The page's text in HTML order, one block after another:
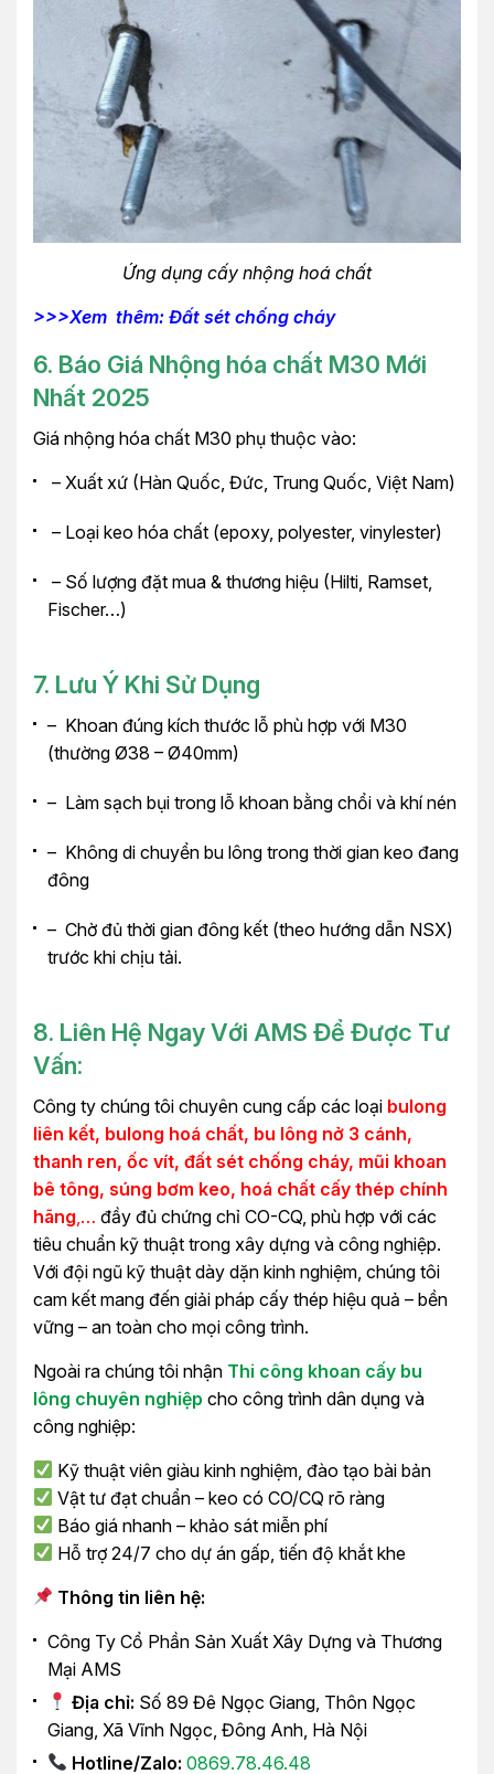
Ứng dụng cấy nhộng hoá chất
>>>Xem thêm: Đất sét chống cháy
6. Báo Giá Nhộng hóa chất M30 Mới
Nhất 2025
Giá nhộng hóa chất M30 phụ thuộc vào:
– Xuất xứ (Hàn Quốc, Đức, Trung Quốc, Việt Nam)
– Loại keo hóa chất (epoxy, polyester, vinylester)
– Số lượng đặt mua & thương hiệu (Hilti, Ramset,
Fischer…)
7. Lưu Ý Khi Sử Dụng
– Khoan đúng kích thước lỗ phù hợp với M30
(thường Ø38 – Ø40mm)
– Làm sạch bụi trong lỗ khoan bằng chổi và khí nén
– Không di chuyển bu lông trong thời gian keo đang
đông
– Chờ đủ thời gian đông kết (theo hướng dẫn NSX)
trước khi chịu tải.
8. Liên Hệ Ngay Với AMS Để Được Tư
Vấn:
Công ty chúng tôi chuyên cung cấp các loại bulong
liên kết, bulong hoá chất, bu lông nở 3 cánh,
thanh ren, ốc vít, đất sét chống cháy, mũi khoan
bê tông, súng bơm keo, hoá chất cấy thép chính
hãng ,… đầy đủ chứng chỉ CO-CQ, phù hợp với các
tiêu chuẩn kỹ thuật trong xây dựng và công nghiệp.
Với đội ngũ kỹ thuật dày dặn kinh nghiệm, chúng tôi
cam kết mang đến giải pháp cấy thép hiệu quả – bền
vững – an toàn cho mọi công trình.
Ngoài ra chúng tôi nhận Thi công khoan cấy bu
lông chuyên nghiệp cho công trình dân dụng và
công nghiệp:
Kỹ thuật viên giàu kinh nghiệm, đào tạo bài bản
Vật tư đạt chuẩn – keo có CO/CQ rõ ràng
Báo giá nhanh – khảo sát miễn phí
Hỗ trợ 24/7 cho dự án gấp, tiến độ khắt khe
Thông tin liên hệ:
Công Ty Cổ Phần Sản Xuất Xây Dựng và Thương
Mại AMS
Địa chỉ: Số 89 Đê Ngọc Giang, Thôn Ngọc
Giang, Xã Vĩnh Ngọc, Đông Anh, Hà Nội
Hotline/Zalo: 0869.78.46.48